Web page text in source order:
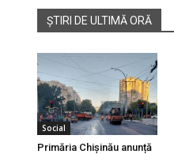
ȘTIRI DE ULTIMĂ ORĂ
Social
Primăria Chișinău anunță